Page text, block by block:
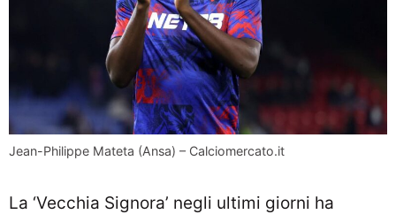
Jean-Philippe Mateta (Ansa) – Calciomercato.it
La ‘Vecchia Signora’ negli ultimi giorni ha